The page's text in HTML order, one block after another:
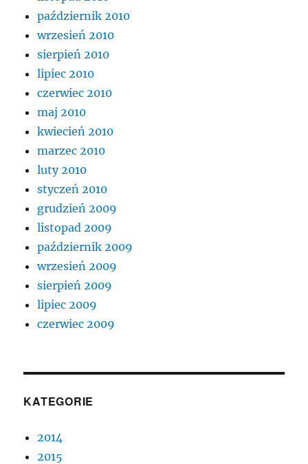
październik 2010
wrzesień 2010
sierpień 2010
lipiec 2010
czerwiec 2010
maj 2010
kwiecień 2010
marzec 2010
luty 2010
styczeń 2010
grudzień 2009
listopad 2009
październik 2009
wrzesień 2009
sierpień 2009
lipiec 2009
czerwiec 2009
KATEGORIE
2014
2015